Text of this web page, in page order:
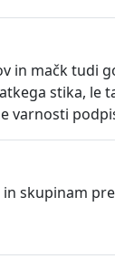
in mačk tudi
stika, le
varnosti
skupinam